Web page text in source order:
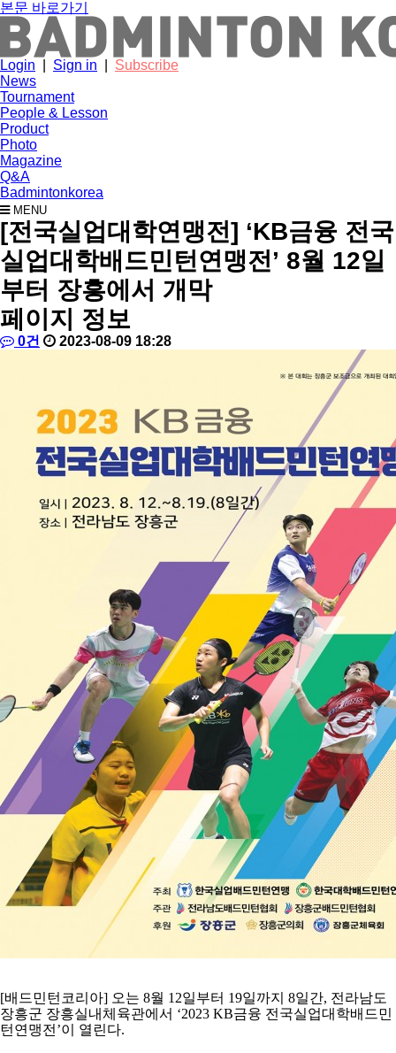
본문 바로가기
Login Sign in
Subscribe
News
Tournament
People & Lesson
Product
Photo
Magazine
Q&A
Badmintonkorea
MENU
news
[전국실업대학연맹전] ‘KB금융 전국
실업대학배드민턴연맹전’ 8월 12일
부터 장흥에서 개막
페이지 정보
작
배
댓 0건 작 2023-08-09 18:28
[배드민턴코리아] 오는 8월 12일부터 19일까지 8일간, 전라남도
장흥군 장흥실내체육관에서 ‘2023 KB금융 전국실업대학배드민
턴연맹전 ’이 열린다.